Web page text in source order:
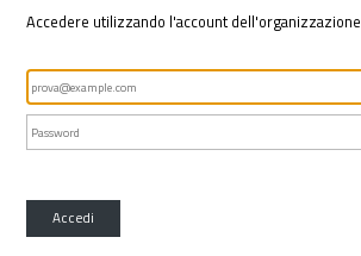
Accedere utilizzando l'account dell'organizzazione
Accedi